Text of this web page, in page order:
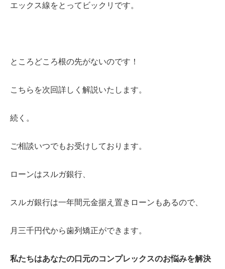
エックス線をとってビックリです。
ところどころ根の先がないのです！
こちらを次回詳しく解説いたします。
続く。
ご相談いつでもお受けしております。
ローンはスルガ銀行、
スルガ銀行は一年間元金据え置きローンもあるので、
月三千円代から歯列矯正ができます。
私たちはあなたの口元のコンプレックスのお悩みを解決